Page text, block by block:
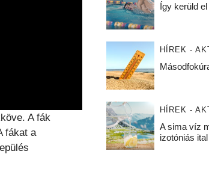
A fák
fákat a
Így kerüld
HÍREK -
HÍREK -
A sima víz
izotóniás